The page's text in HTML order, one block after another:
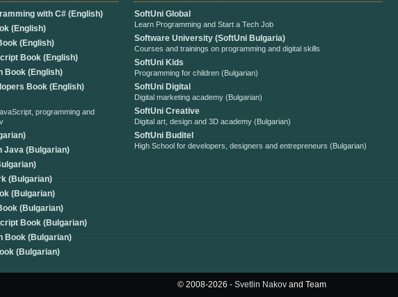
with C# (English)
(English)
(English)
Book (English)
Book (English)
Book (English)
programming and
Java (Bulgarian)
(Bulgarian)
(Bulgarian)
(Bulgarian)
Book (Bulgarian)
Book (Bulgarian)
(Bulgarian)
SoftUni Global
Learn Programming and Start a Tech Job
Software University (SoftUni Bulgaria)
Courses and trainings on programming and digital skills
SoftUni Kids
Programming for children (Bulgarian)
SoftUni Digital
Digital marketing academy (Bulgarian)
SoftUni Creative
Digital art, design and 3D academy (Bulgarian)
SoftUni Buditel
High School for developers, designers and entrepreneurs (Bulgarian)
© 2008-2026 - Svetlin Nakovand Team